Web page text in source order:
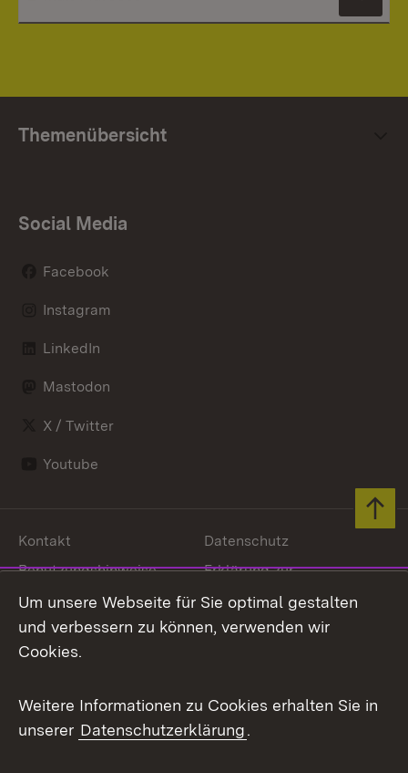
Themenübersicht
Social Media
Facebook
Instagram
LinkedIn
Mastodon
X / Twitter
Youtube
Link zum Landesportal
Kontakt
Datenschutz
Benutzungshinweise
Erklärung zur
Barrierefreiheit
Impressum
Cookies
Um unsere Webseite für Sie optimal gestalten
und verbessern zu können, verwenden wir
Cookies.
Weitere Informationen zu Cookies erhalten Sie in
unserer Datenschutzerklärung.